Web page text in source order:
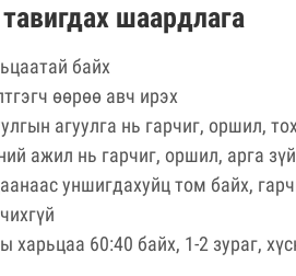
шаардлага
байх
өөрөө авч ирэх
агуулга нь гарчиг, оршил,
ажил нь гарчиг, оршил, арга
уншигдахуйц том байх,
харьцаа 60:40 байх, 1-2 зураг,